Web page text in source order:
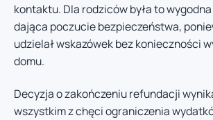
kontaktu. Dla rodziców była to
dająca poczucie bezpieczeństwa,
udzielał wskazówek bez konieczności
domu.
Decyzja o zakończeniu refundacji
wszystkim z chęci ograniczenia